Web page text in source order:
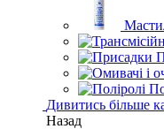
Дивитись більше
Назад